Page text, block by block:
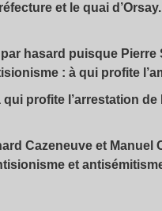
et le quai
hasard puisque
: à qui profite
profite l’arrestation
Cazeneuve et Manuel
et